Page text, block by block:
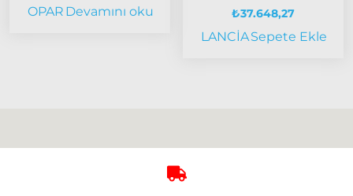
Bravo
OPAR Devamını oku ₺37.648,27
LANCİASepete Ekle